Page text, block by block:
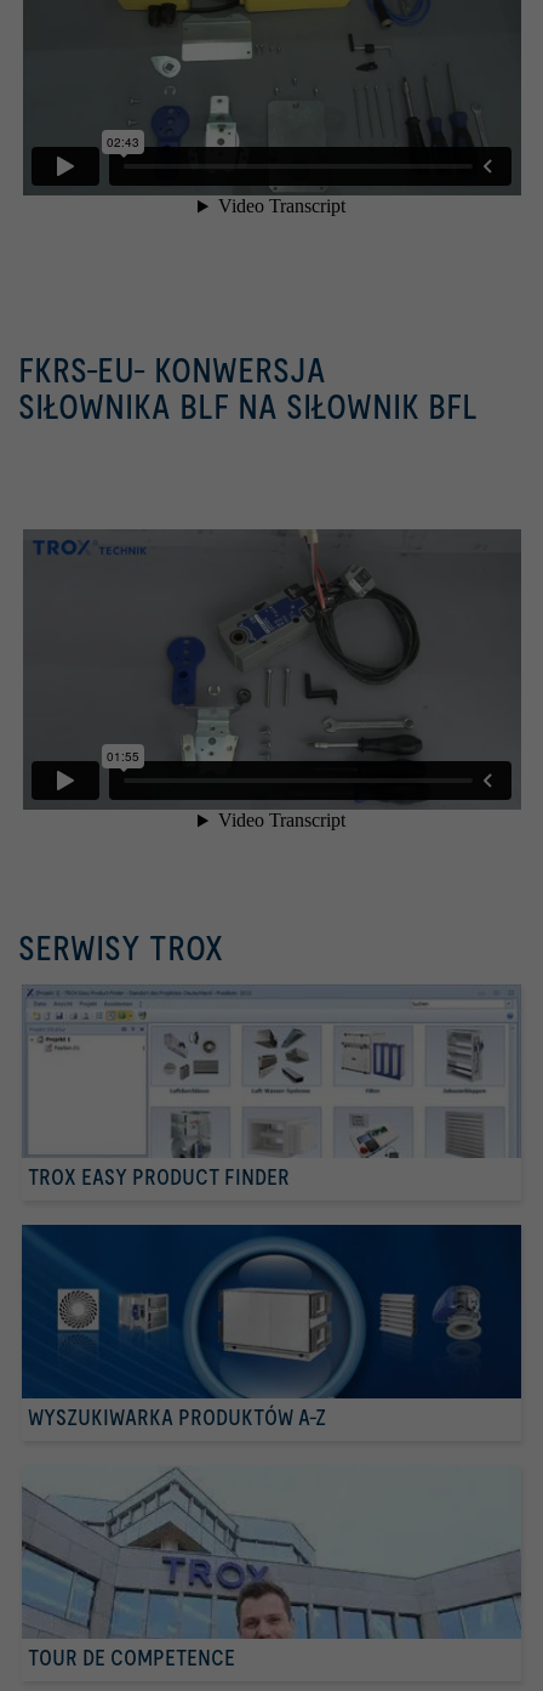
FKRS-EU- KONWERSJA
SIŁOWNIKA BLF NA SIŁOWNIK BFL
SERWISY TROX
TROX EASY PRODUCT FINDER
WYSZUKIWARKA PRODUKTÓW A-Z
TOUR DE COMPETENCE